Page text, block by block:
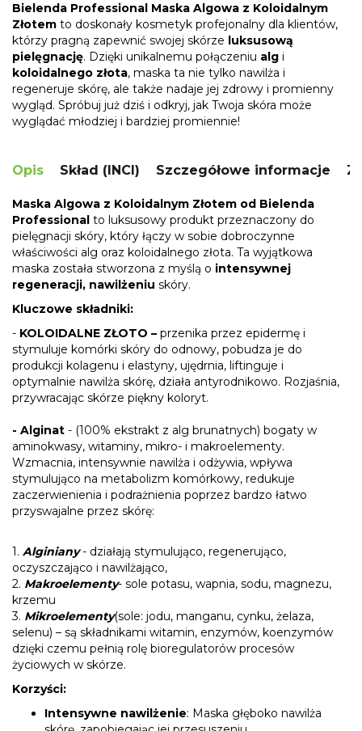
Bielenda Professional Maska Algowa z Koloidalnym
Złotem to doskonały kosmetyk profejonalny dla klientów,
którzy pragną zapewnić swojej skórze luksusową
pielęgnację. Dzięki unikalnemu połączeniu alg i
koloidalnego złota, maska ta nie tylko nawilża i
regeneruje skórę, ale także nadaje jej zdrowy i promienny
wygląd. Spróbuj już dziś i odkryj, jak Twoja skóra może
wyglądać młodziej i bardziej promiennie!
Opis Skład (INCI) Szczegółowe informacje
Maska Algowa z Koloidalnym Złotem od Bielenda
Professional to luksusowy produkt przeznaczony do
pielęgnacji skóry, który łączy w sobie dobroczynne
właściwości alg oraz koloidalnego złota. Ta wyjątkowa
maska została stworzona z myślą o intensywnej
regeneracji, nawilżeniu skóry.
Kluczowe składniki:
- KOLOIDALNE ZŁOTO – przenika przez epidermę i
stymuluje komórki skóry do odnowy, pobudza je do
produkcji kolagenu i elastyny, ujędrnia, liftinguje i
optymalnie nawilża skórę, działa antyrodnikowo. Rozjaśnia,
przywracając skórze piękny koloryt.
- Alginat - (100% ekstrakt z alg brunatnych) bogaty w
aminokwasy, witaminy, mikro- i makroelementy.
Wzmacnia, intensywnie nawilża i odżywia, wpływa
stymulująco na metabolizm komórkowy, redukuje
zaczerwienienia i podrażnienia poprzez bardzo łatwo
przyswajalne przez skórę:
1. Alginiany- działają stymulująco, regenerująco,
oczyszczająco i nawilżająco,
2. Makroelementy- sole potasu, wapnia, sodu, magnezu,
krzemu
3. Mikroelementy(sole: jodu, manganu, cynku, żelaza,
selenu) – są składnikami witamin, enzymów, koenzymów
dzięki czemu pełnią rolę bioregulatorów procesów
życiowych w skórze.
Korzyści:
Intensywne nawilżenie: Maska głęboko nawilża